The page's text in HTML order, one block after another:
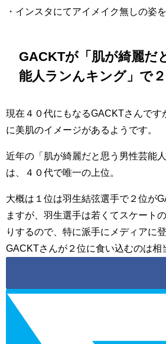
・インスタにてアイメイク無しの姿
GACKTが「肌が綺麗だ
能人ランんキング」で２
現在４０代にもなるGACKTさんです
に美肌のイメージがあるようです。
近年の「肌が綺麗だと思う男性芸能
は、４０代で唯一の上位。
大概は１位は羽生結弦選手で２位が
ますが、羽生選手は若くてスケート
りするので、特に派手にメディアに
GACKTさんが２位に食い込むのは相